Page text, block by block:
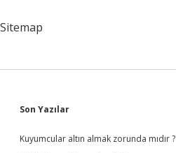
Sitemap
Sidebar
Son Yazılar
Kuyumcular altın almak zorunda mıdır ?